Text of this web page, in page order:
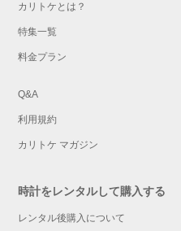
カリトケとは？
特集一覧
料金プラン
Q&A
利用規約
カリトケ マガジン
時計をレンタルして購入する
レンタル後購入について